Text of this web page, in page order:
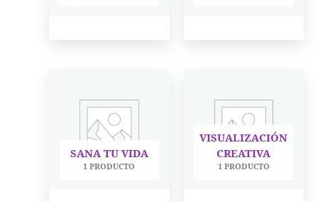
SANA TU VIDA
1 PRODUCTO
VISUALIZACIÓN
CREATIVA
1 PRODUCTO